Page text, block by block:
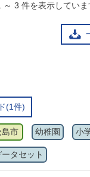
～ 3 件を表示していま
(1件)
島市 幼稚園 小
タセット